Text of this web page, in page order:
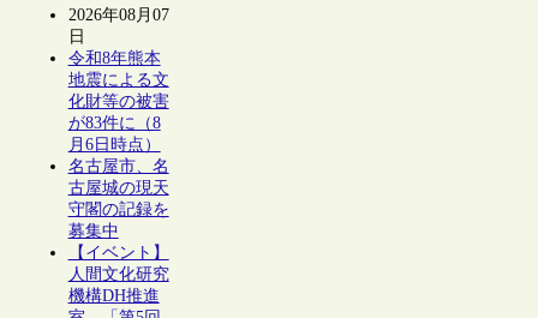
2026年08月07
日
令和8年熊本
地震による文
化財等の被害
が83件に（8
月6日時点）
名古屋市、名
古屋城の現天
守閣の記録を
募集中
【イベント】
人間文化研究
機構DH推進